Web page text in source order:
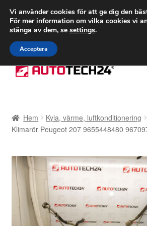
FRAKT från 75
Ring 766 924 713
Hoppa
till
Hoppa
till
Betalningar
Klagomål
Kolla upp
Hem Kyla, värme, luftkonditionering
Klimarör Peugeot 207 9655448480
Vi använder cookies för att ge dig den
För mer information om vilka cookies vi
stänga av dem, se settings.
Acceptera